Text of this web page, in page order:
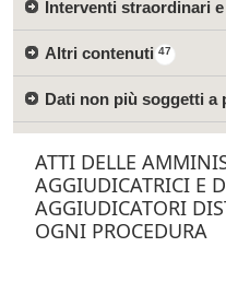
Interventi straordinari
47
Altri contenuti
Dati non più soggetti a
ATTI DELLE
AGGIUDICATRICI E
AGGIUDICATORI
OGNI PROCEDURA